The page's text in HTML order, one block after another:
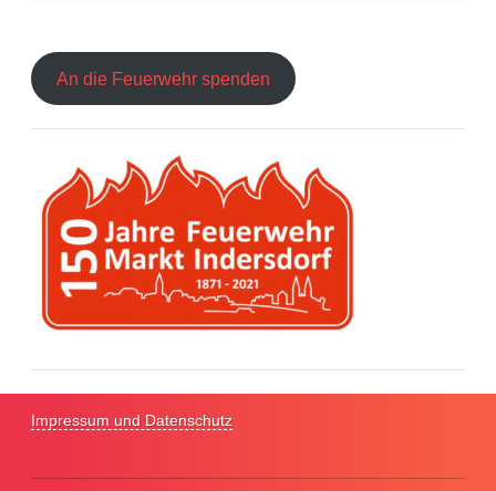
An die Feuerwehr spenden
Impressum und Datenschutz